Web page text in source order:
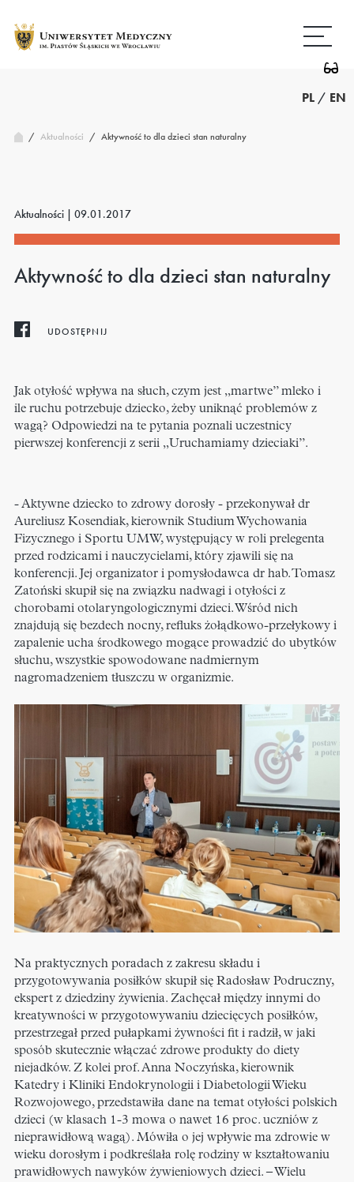
treści
strony
PL / EN
/ Aktualności / Aktywność to dla dzieci stan naturalny
Aktualności | 09.01.2017
Aktywność to dla dzieci stan naturalny
UDOSTĘPNIJ
Jak otyłość wpływa na słuch, czym jest „martwe” mleko i
ile ruchu potrzebuje dziecko, żeby uniknąć problemów z
wagą? Odpowiedzi na te pytania poznali uczestnicy
pierwszej konferencji z serii „Uruchamiamy dzieciaki”.
- Aktywne dziecko to zdrowy dorosły - przekonywał dr
Aureliusz Kosendiak, kierownik Studium Wychowania
Fizycznego i Sportu UMW, występujący w roli prelegenta
przed rodzicami i nauczycielami, który zjawili się na
konferencji. Jej organizator i pomysłodawca dr hab. Tomasz
Zatoński skupił się na związku nadwagi i otyłości z
chorobami otolaryngologicznymi dzieci. Wśród nich
znajdują się bezdech nocny, refluks żołądkowo-przełykowy i
zapalenie ucha środkowego mogące prowadzić do ubytków
słuchu, wszystkie spowodowane nadmiernym
nagromadzeniem tłuszczu w organizmie.
Na praktycznych poradach z zakresu składu i
przygotowywania posiłków skupił się Radosław Podruczny,
ekspert z dziedziny żywienia. Zachęcał między innymi do
kreatywności w przygotowywaniu dziecięcych posiłków,
przestrzegał przed pułapkami żywności fit i radził, w jaki
sposób skutecznie włączać zdrowe produkty do diety
niejadków. Z kolei prof. Anna Noczyńska, kierownik
Katedry i Kliniki Endokrynologii i Diabetologii Wieku
Rozwojowego, przedstawiła dane na temat otyłości polskich
dzieci (w klasach 1-3 mowa o nawet 16 proc. uczniów z
nieprawidłową wagą). Mówiła o jej wpływie ma zdrowie w
wieku dorosłym i podkreślała rolę rodziny w kształtowaniu
prawidłowych nawyków żywieniowych dzieci. – Wielu